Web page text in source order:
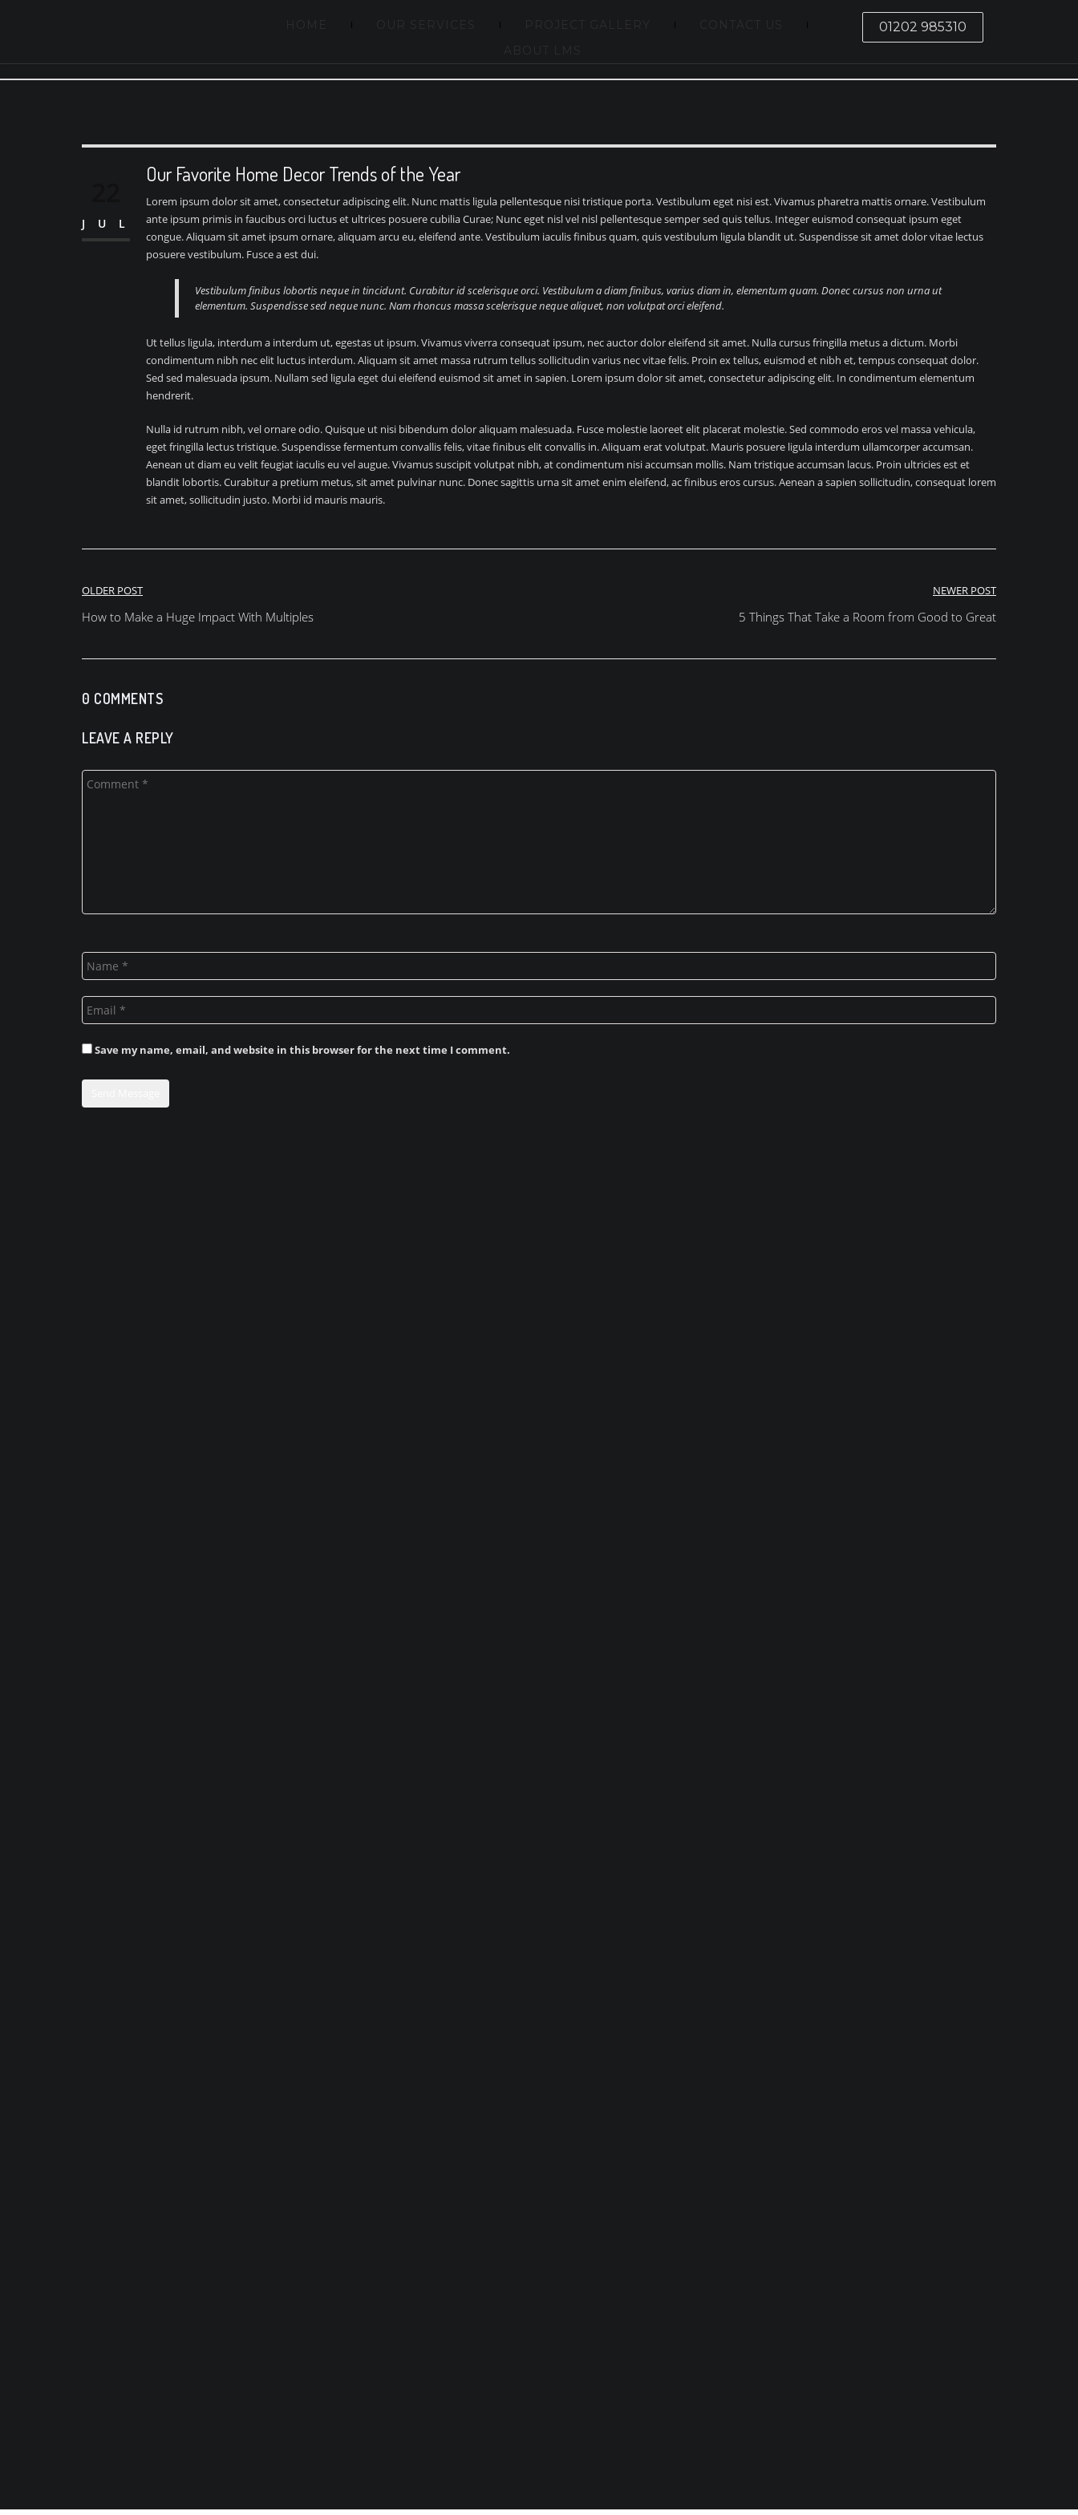
01202 985310
JUL
Our Favorite Home Decor Trends of the Year
Lorem ipsum dolor sit amet, consectetur adipiscing elit. Nunc mattis ligula pellentesque nisi tristique porta. Vestibulum eget nisi est. Vivamus pharetra mattis ornare. Vestibulum
ante ipsum primis in faucibus orci luctus et ultrices posuere cubilia Curae; Nunc eget nisl vel nisl pellentesque semper sed quis tellus. Integer euismod consequat ipsum eget
congue. Aliquam sit amet ipsum ornare, aliquam arcu eu, eleifend ante. Vestibulum iaculis finibus quam, quis vestibulum ligula blandit ut. Suspendisse sit amet dolor vitae lectus
posuere vestibulum. Fusce a est dui.
Vestibulum finibus lobortis neque in tincidunt. Curabitur id scelerisque orci. Vestibulum a diam finibus, varius diam in, elementum quam. Donec cursus non urna ut
elementum. Suspendisse sed neque nunc. Nam rhoncus massa scelerisque neque aliquet, non volutpat orci eleifend.
Ut tellus ligula, interdum a interdum ut, egestas ut ipsum. Vivamus viverra consequat ipsum, nec auctor dolor eleifend sit amet. Nulla cursus fringilla metus a dictum. Morbi
condimentum nibh nec elit luctus interdum. Aliquam sit amet massa rutrum tellus sollicitudin varius nec vitae felis. Proin ex tellus, euismod et nibh et, tempus consequat dolor.
Sed sed malesuada ipsum. Nullam sed ligula eget dui eleifend euismod sit amet in sapien. Lorem ipsum dolor sit amet, consectetur adipiscing elit. In condimentum elementum
hendrerit.
Nulla id rutrum nibh, vel ornare odio. Quisque ut nisi bibendum dolor aliquam malesuada. Fusce molestie laoreet elit placerat molestie. Sed commodo eros vel massa vehicula,
eget fringilla lectus tristique. Suspendisse fermentum convallis felis, vitae finibus elit convallis in. Aliquam erat volutpat. Mauris posuere ligula interdum ullamcorper accumsan.
Aenean ut diam eu velit feugiat iaculis eu vel augue. Vivamus suscipit volutpat nibh, at condimentum nisi accumsan mollis. Nam tristique accumsan lacus. Proin ultricies est et
blandit lobortis. Curabitur a pretium metus, sit amet pulvinar nunc. Donec sagittis urna sit amet enim eleifend, ac finibus eros cursus. Aenean a sapien sollicitudin, consequat lorem
sit amet, sollicitudin justo. Morbi id mauris mauris.
OLDER POST
How to Make a Huge Impact With Multiples
NEWER POST
5 Things That Take a Room from Good to Great
0 COMMENTS
LEAVE A REPLY
Save my name, email, and website in this browser for the next time I comment.